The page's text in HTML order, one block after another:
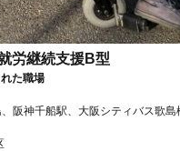
労継続支援B型
た職場